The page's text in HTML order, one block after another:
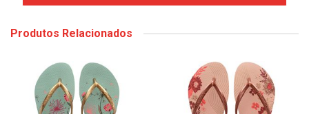
Produtos Relacionados